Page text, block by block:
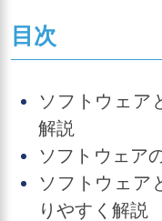
目次
ソフトウェア
解説
ソフトウェア
ソフトウェア
りやすく解説